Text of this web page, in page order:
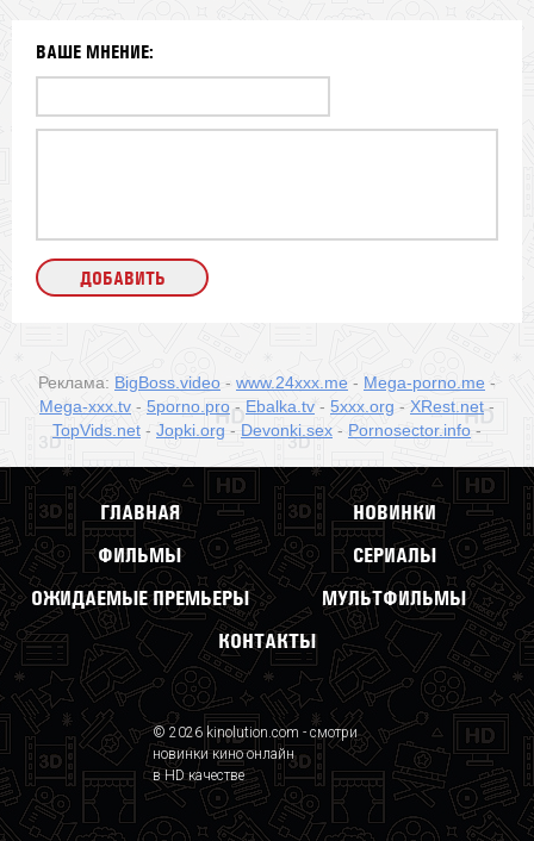
ВАШЕ МНЕНИЕ:
Реклама: BigBoss.video - www.24xxx.me - Mega-porno.me -
Mega-xxx.tv - 5porno.pro - Ebalka.tv - 5xxx.org - XRest.net-
TopVids.net - Jopki.org - Devonki.sex - Pornosector.info -
ГЛАВНАЯ
НОВИНКИ
ФИЛЬМЫ
СЕРИАЛЫ
ОЖИДАЕМЫЕ ПРЕМЬЕРЫ
МУЛЬТФИЛЬМЫ
КОНТАКТЫ
© 2026 kinolution.com - смотри
новинки кино онлайн
в HD качестве